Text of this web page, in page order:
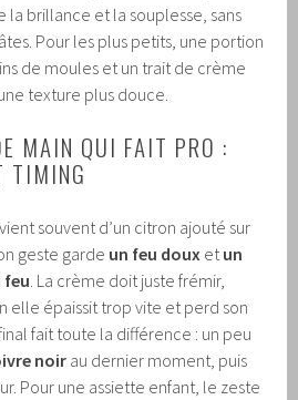
la brillance et la souplesse, sans
Pour les plus petits, une portion
de moules et un trait de crème
texture plus douce.
MAIN QUI FAIT PRO :
TIMING
souvent d’un citron ajouté sur
geste garde un feu doux et un
. La crème doit juste frémir,
elle épaissit trop vite et perd son
fait toute la différence : un peu
noir au dernier moment, puis
Pour une assiette enfant, le zeste